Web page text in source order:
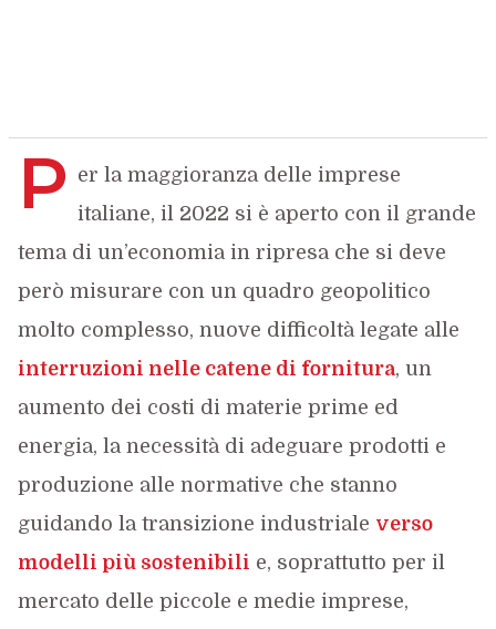
P er la maggioranza delle imprese
italiane, il 2022 si è aperto con il grande
tema di un’economia in ripresa che si deve
però misurare con un quadro geopolitico
molto complesso, nuove difficoltà legate alle
interruzioni nelle catene di fornitura, un
aumento dei costi di materie prime ed
energia, la necessità di adeguare prodotti e
produzione alle normative che stanno
guidando la transizione industriale verso
modelli più sostenibili e, soprattutto per il
mercato delle piccole e medie imprese,